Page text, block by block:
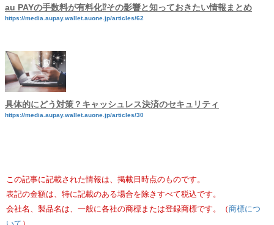
au PAYの手数料が有料化⁉その影響と知っておきたい情報まとめ
https://media.aupay.wallet.auone.jp/articles/62
具体的にどう対策？キャッシュレス決済のセキュリティ
https://media.aupay.wallet.auone.jp/articles/30
この記事に記載された情報は、掲載日時点のものです。
表記の金額は、特に記載のある場合を除きすべて税込です。
会社名、製品名は、一般に各社の商標または登録商標です。（商標につ